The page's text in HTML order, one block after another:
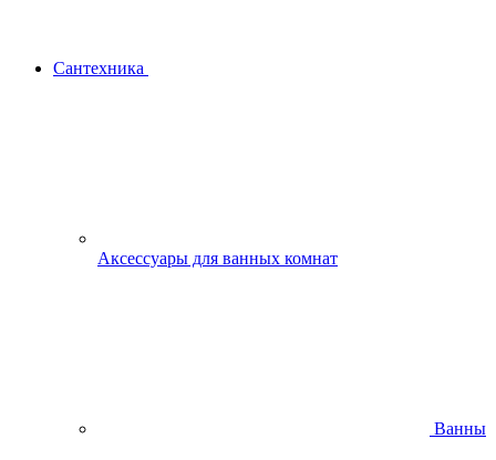
Сантехника
Аксессуары для ванных комнат
Ванны